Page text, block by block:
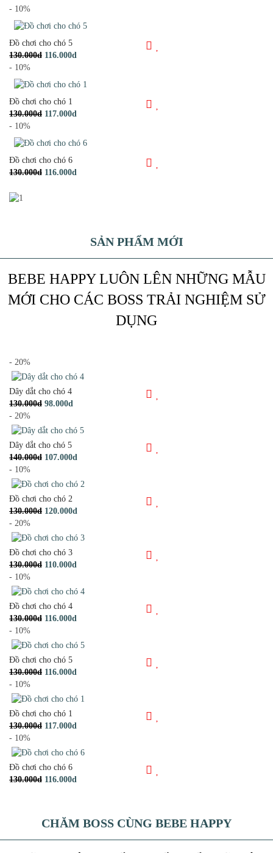
- 10%
Đồ chơi cho chó 5
130.000d 116.000d
- 10%
Đồ chơi cho chó 1
130.000d 117.000d
- 10%
Đồ chơi cho chó 6
130.000d 116.000d
SẢN PHẨM MỚI
BEBE HAPPY LUÔN LÊN NHỮNG MẪU
MỚI CHO CÁC BOSS TRẢI NGHIỆM SỬ
DỤNG
- 20%
Dây dắt cho chó 4
130.000d 98.000d
- 20%
Dây dắt cho chó 5
140.000d 107.000d
- 10%
Đồ chơi cho chó 2
130.000d 120.000d
- 20%
Đồ chơi cho chó 3
130.000d 110.000d
- 10%
Đồ chơi cho chó 4
130.000d 116.000d
- 10%
Đồ chơi cho chó 5
130.000d 116.000d
- 10%
Đồ chơi cho chó 1
130.000d 117.000d
- 10%
Đồ chơi cho chó 6
130.000d 116.000d
CHĂM BOSS CÙNG BEBE HAPPY